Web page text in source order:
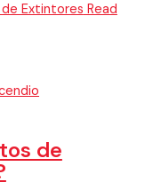
de Extintores Read
de